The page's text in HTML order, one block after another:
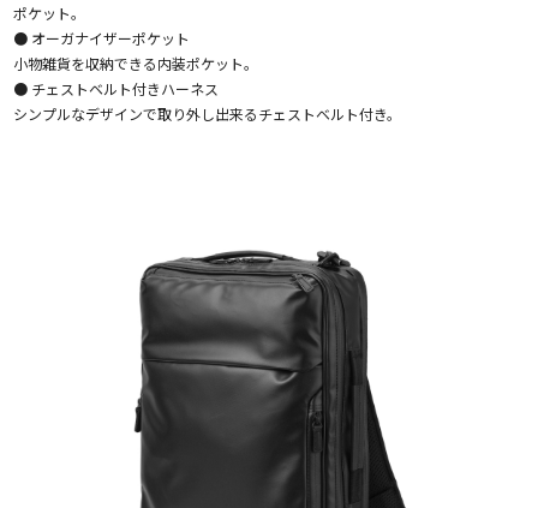
ポケット。
● オーガナイザーポケット
小物雑貨を収納できる内装ポケット。
● チェストベルト付きハーネス
シンプルなデザインで取り外し出来るチェストベルト付き。